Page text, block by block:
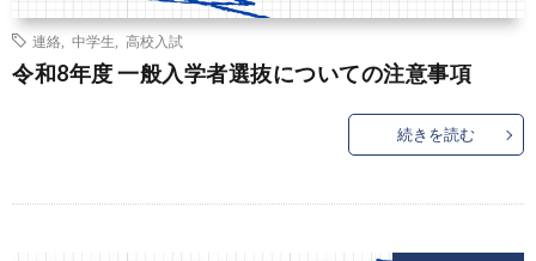
連絡 中学生 高校入試
令和8年度 一般入学者選抜についての注意事項
続きを読む